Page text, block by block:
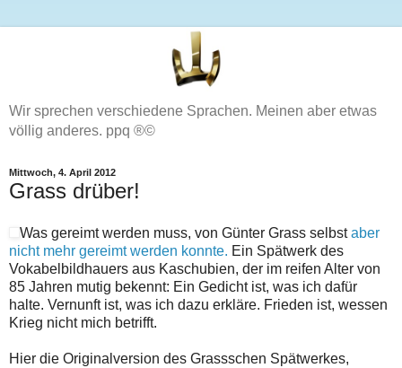
Wir sprechen verschiedene Sprachen. Meinen aber etwas
völlig anderes. ppq ®©
Mittwoch, 4. April 2012
Grass drüber!
Was gereimt werden muss, von Günter Grass selbstaber
nicht mehr gereimt werden konnte. Ein Spätwerk des
Vokabelbildhauers aus Kaschubien, der im reifen Alter von
85 Jahren mutig bekennt: Ein Gedicht ist, was ich dafür
halte. Vernunft ist, was ich dazu erkläre. Frieden ist, wessen
Krieg nicht mich betrifft.
Hier die Originalversion des Grassschen Spätwerkes,